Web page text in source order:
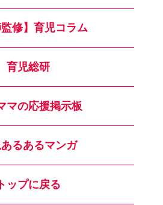
監修】育児コラム
育児総研
マの応援掲示板
るあるマンガ
トップに戻る